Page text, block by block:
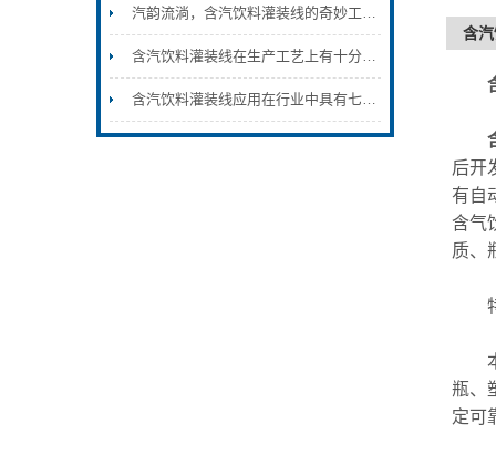
汽韵流淌，含汽饮料灌装线的奇妙工艺之旅
含汽饮料灌装线在生产工艺上有十分杰出表现
含汽饮料灌装线应用在行业中具有七大特点
含
后开
有自
含气
质、
特
本
瓶、
定可